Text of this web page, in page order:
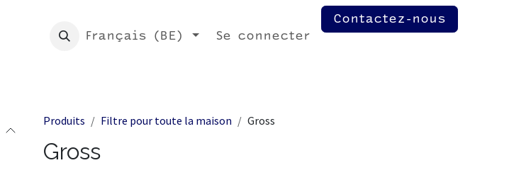
Mon Morion Français (BE) Se connecter
Contactez-nous
Produits Filtre pour toute la maison Gross
Gross